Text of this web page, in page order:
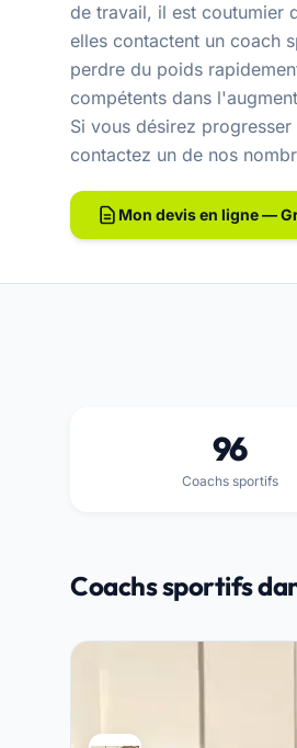
de travail, il est coutumier
elles contactent un coach
perdre du poids
compétents dans
Si vous désirez
contactez un de nos
Mon devis en ligne —
96
Coachs sportifs
Coachs sportifs